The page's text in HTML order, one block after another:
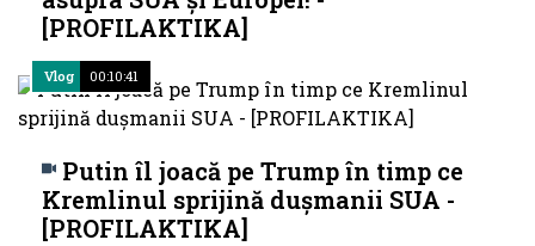
[PROFILAKTIKA]
Putin îl joacă pe Trump în timp ce
Kremlinul sprijină dușmanii SUA -
[PROFILAKTIKA]
Vlog 00:10:41